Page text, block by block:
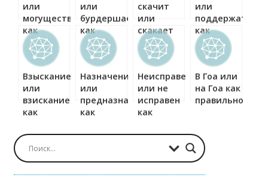
или
могущественный
как
правильно?
или
бурдершафт
как
правильно?
скачит
или
скакает
как
правильно?
или
поддержать
как
правильно?
Взыскание
или
взискание
как
Назначение
или
предназначение
как
Неисправен
или не
исправен
как
В Гоа или
на Гоа как
правильно?